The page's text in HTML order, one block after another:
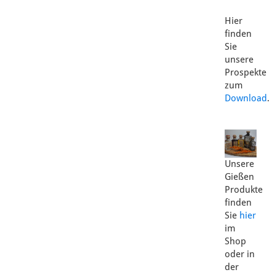
Hier
finden
Sie
unsere
Prospekte
zum
Download.
Unsere
Gießen
Produkte
finden
Sie hier
im
Shop
oder in
der